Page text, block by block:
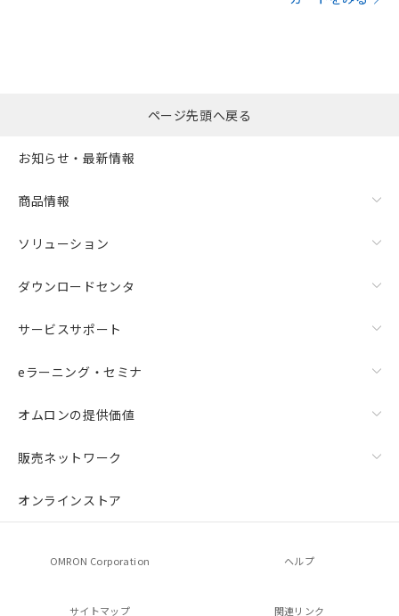
ページ先頭へ戻る
お知らせ・最新情報
商品情報
ソリューション
ダウンロードセンタ
サービスサポート
eラーニング・セミナ
オムロンの提供価値
販売ネットワーク
オンラインストア
OMRON Corporation ヘルプ
サイトマップ 関連リンク